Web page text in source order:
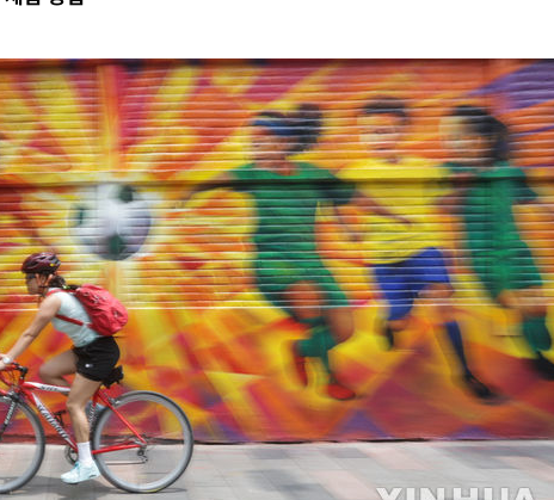
명 실종
열대야 계속[다음
회로 삼겠다"
정 안겨드려 죄